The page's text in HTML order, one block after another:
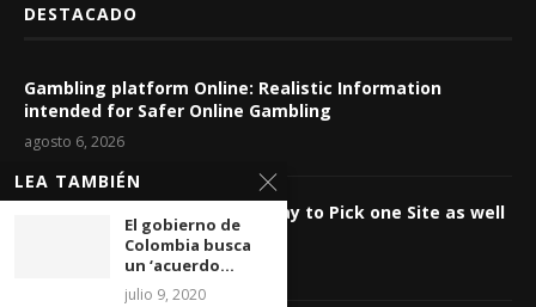
DESTACADO
Gambling platform Online: Realistic Information
intended for Safer Online Gambling
agosto 6, 2026
Casino Internet-based: The way to Pick one Site as well
as Control Wagering Dangers
LEA TAMBIÉN
El gobierno de
Colombia busca
un ‘acuerdo...
julio 9, 2020